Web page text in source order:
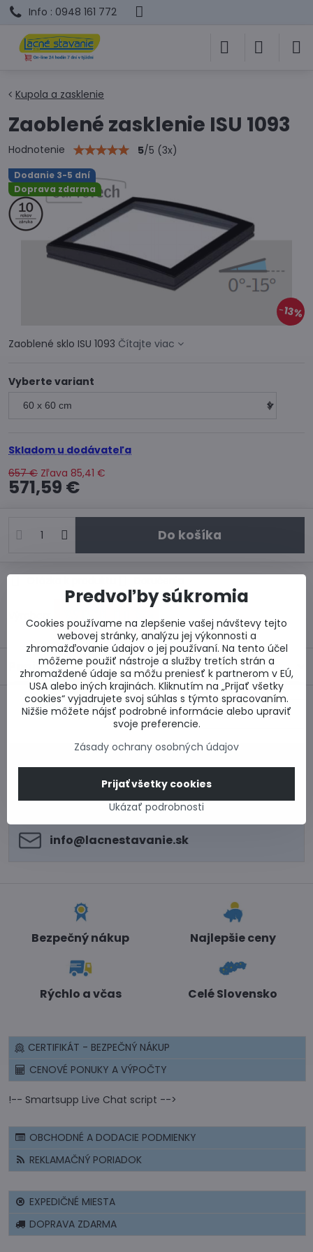
Info : 0948 161 772
Dodanie 3-5 dní
Doprava zdarma
13%
Kupola a zasklenie
Zaoblené zasklenie ISU 1093
Hodnotenie 5/5 (3x)
Zaoblené sklo ISU 1093 Čítajte viac
Vyberte variant
Skladom u dodávateľa
657 € Zľava 85,41 €
571,59 €
Do košíka
Popis
Nasledujúci produkt
0948 987 787
Informácie k objednávkam
info​@lacnestavanie​.sk
Bezpečný nákup Najlepšie ceny
Rýchlo a včas Celé Slovensko
CERTIFIKÁT - BEZPEČNÝ NÁKUP
CENOVÉ PONUKY A VÝPOČTY
!-- Smartsupp Live Chat script -->
OBCHODNÉ A DODACIE PODMIENKY
REKLAMAČNÝ PORIADOK
EXPEDIČNÉ MIESTA
DOPRAVA ZDARMA
Predvoľby súkromia
Cookies používame na zlepšenie vašej návštevy tejto
webovej stránky, analýzu jej výkonnosti a
zhromažďovanie údajov o jej používaní. Na tento účel
môžeme použiť nástroje a služby tretích strán a
zhromaždené údaje sa môžu preniesť k partnerom v EÚ,
USA alebo iných krajinách. Kliknutím na „Prijať všetky
cookies“ vyjadrujete svoj súhlas s týmto spracovaním.
Nižšie môžete nájsť podrobné informácie alebo upraviť
svoje preferencie.
Zásady ochrany osobných údajov
Ukázať podrobnosti
Prijať všetky cookies